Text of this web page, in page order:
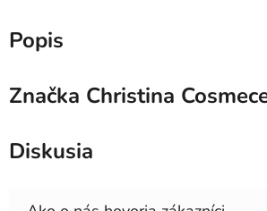
Popis
Značka Christina
Diskusia